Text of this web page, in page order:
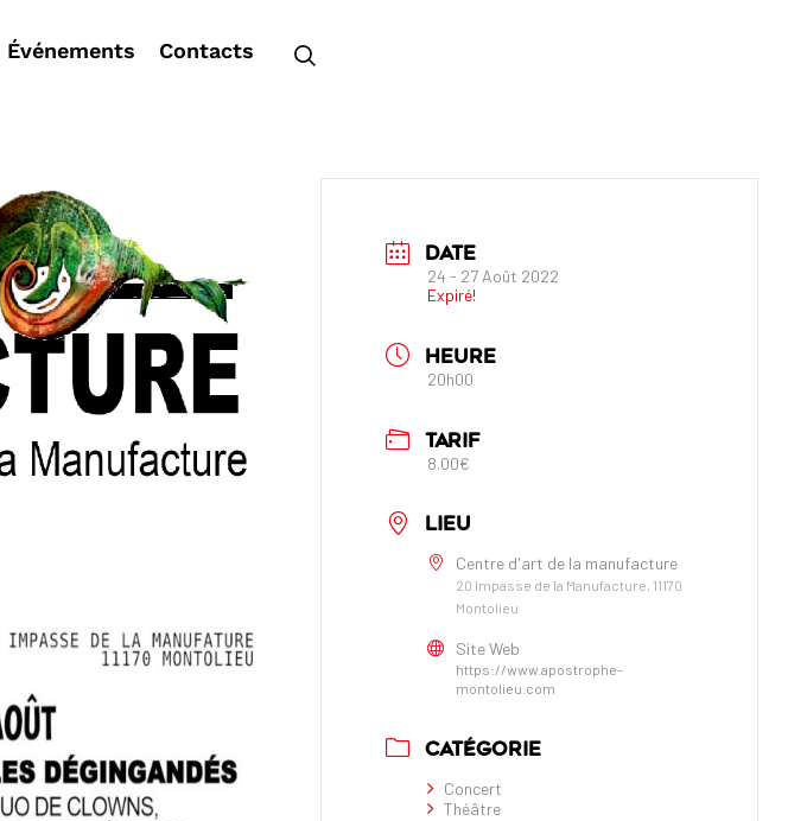
Événements Contacts
DATE
24 - 27 Août 2022
Expiré!
HEURE
20h00
TARIF
8.00€
LIEU
Centre d'art de la manufacture
20 Impasse de la Manufacture, 11170
Montolieu
Site Web
https://www.apostrophe-
montolieu.com
CATÉGORIE
Concert
Théâtre